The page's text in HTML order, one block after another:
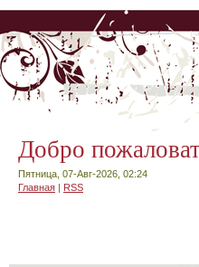
Добро
Пятница, 07-Авг-2026, 02:24
Главная | RSS